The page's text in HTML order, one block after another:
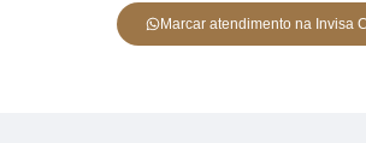
Marcar atendimento na Invisa